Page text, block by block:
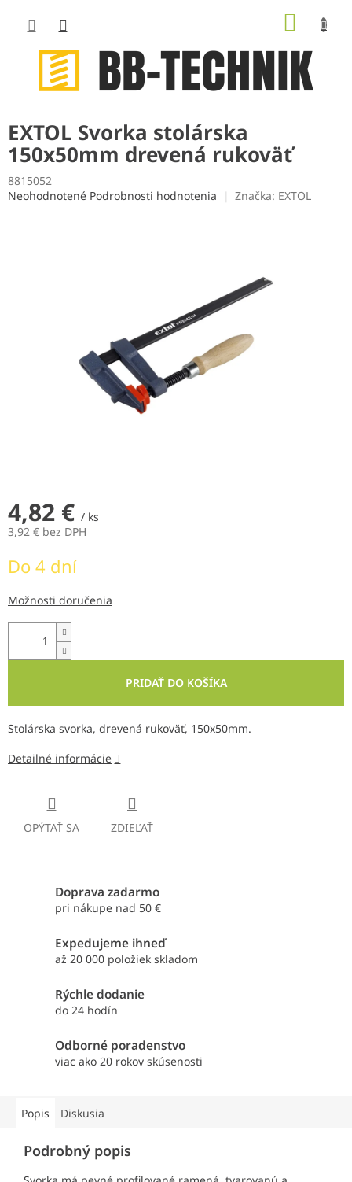
obsah
EXTOL Svorka stolárska
150x50mm drevená rukoväť
8815052
Priemerné
Neohodnotené Podrobnosti hodnotenia Značka: EXTOL
4,82 € / ks
3,92 € bez DPH
cena:
Do 4 dní
Možnosti doručenia
PRIDAŤ DO KOŠÍKA
Stolárska svorka, drevená rukoväť, 150x50mm.
Detailné informácie
OPÝTAŤ SA ZDIEĽAŤ
Doprava zadarmo
pri nákupe nad 50 €
Expedujeme ihneď
až 20 000 položiek skladom
Rýchle dodanie
do 24 hodín
Odborné poradenstvo
viac ako 20 rokov skúsenosti
Popis Diskusia
Podrobný popis